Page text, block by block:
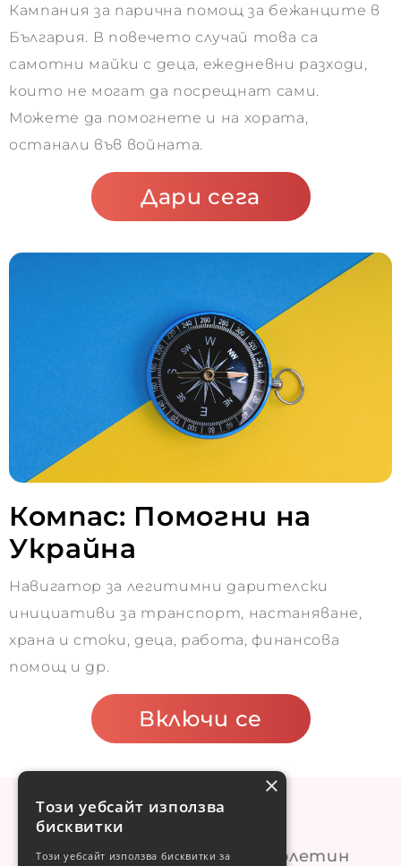
Кампания за парична помощ за бежанците в
България. В повечето случай това са
самотни майки с деца, ежедневни разходи,
които не могат да посрещнат сами.
Можете да помогнете и на хората,
останали във войната.
Дари сега
Компас: Помогни на
Украйна
Навигатор за легитимни дарителски
инициативи за транспорт, настаняване,
храна и стоки, деца, работа, финансова
помощ и др.
Включи се
Абонирай сe за нашия бюлетин
×
Този уебсайт използва
бисквитки
Този уебсайт използва бисквитки за